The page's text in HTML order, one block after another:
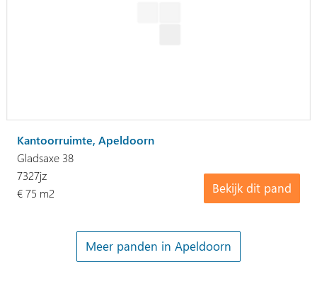
Kantoorruimte, Apeldoorn
Gladsaxe 38
Bekijk dit pand
7327jz
€ 75 m2
Meer panden in Apeldoorn